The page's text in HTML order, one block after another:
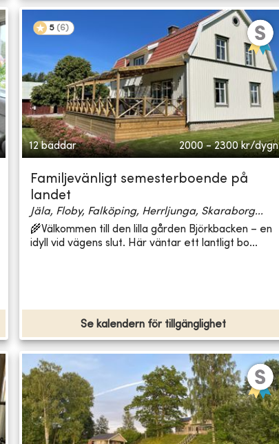
5 (6)
12 bäddar 2000 - 2300 kr/dygn
Familjevänligt semesterboende på
landet
Jäla, Floby, Falköping, Herrljunga, Skaraborg...
🌾Välkommen till den lilla gården Björkbacken – en
idyll vid vägens slut. Här väntar ett lantligt bo...
Se kalendern för tillgänglighet